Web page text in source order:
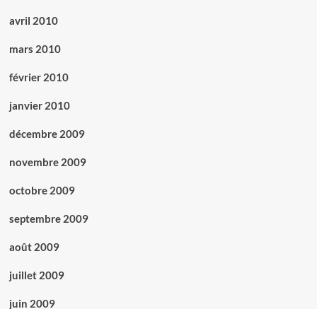
avril 2010
mars 2010
février 2010
janvier 2010
décembre 2009
novembre 2009
octobre 2009
septembre 2009
août 2009
juillet 2009
juin 2009